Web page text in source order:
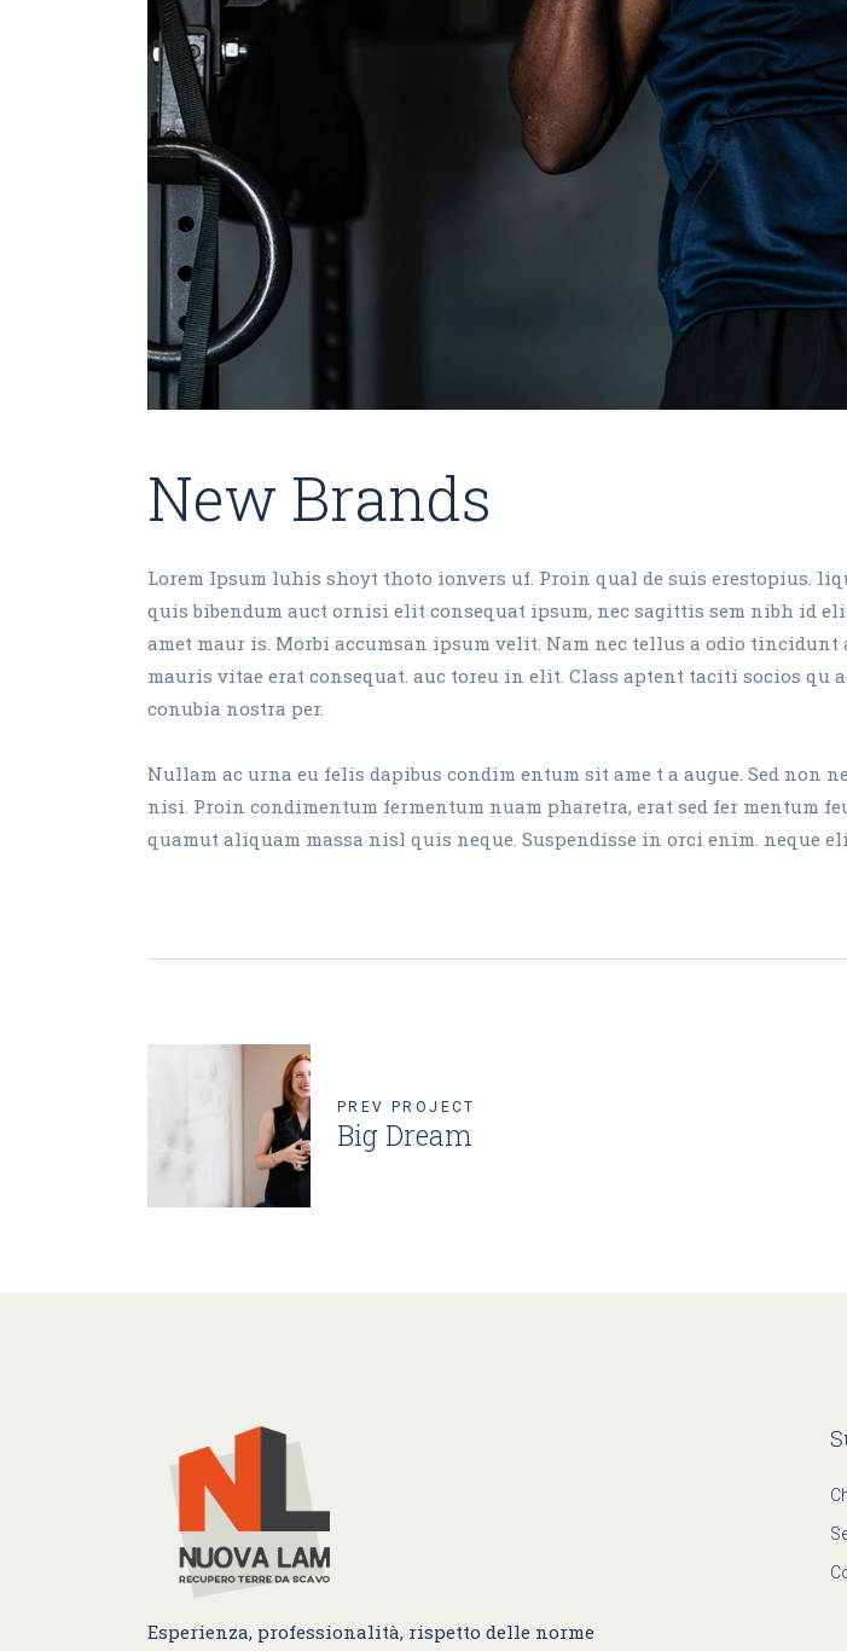
New Brands
Lorem Ipsum luhis shoyt thoto ionvers uf. Proin qual de suis erestopius.
quis bibendum auct ornisi elit consequat ipsum, nec sagittis sem nibh id
amet maur is. Morbi accumsan ipsum velit. Nam nec tellus a odio tincidunt
mauris vitae erat consequat. auc toreu in elit. Class aptent taciti socios qu
conubia nostra per.
Nullam ac urna eu felis dapibus condim entum sit ame t a augue. Sed non
nisi. Proin condimentum fermentum nuam pharetra, erat sed fer mentum
quamut aliquam massa nisl quis neque. Suspendisse in orci enim. neque
PREV PROJECT
Big Dream
Esperienza, professionalità, rispetto delle norme